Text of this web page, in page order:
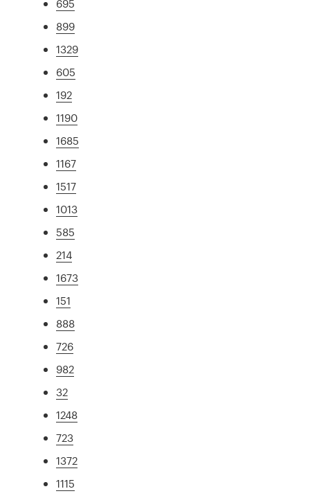
695
899
1329
605
192
1190
1685
1167
1517
1013
585
214
1673
151
888
726
982
32
1248
723
1372
1115